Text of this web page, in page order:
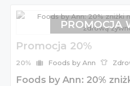
Promocja 20%
20% Foods by Ann
Foods by Ann: 20%
PROMOCJA